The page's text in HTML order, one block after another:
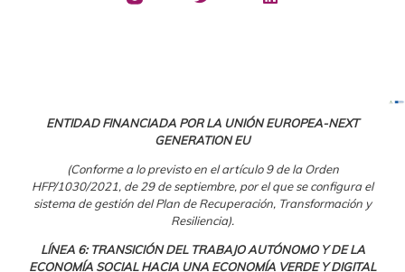
ENTIDAD FINANCIADA POR LA UNIÓN EUROPEA-NEXT
GENERATION EU
(Conforme a lo previsto en el artículo 9 de la Orden
HFP/1030/2021, de 29 de septiembre, por el que se configura el
sistema de gestión del Plan de Recuperación, Transformación y
Resiliencia).
LÍNEA 6: TRANSICIÓN DEL TRABAJO AUTÓNOMO Y DE LA
ECONOMÍA SOCIAL HACIA UNA ECONOMÍA VERDE Y DIGITAL